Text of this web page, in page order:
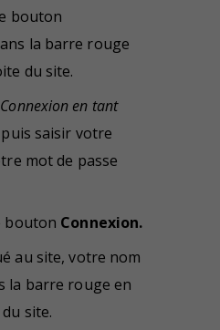
bouton
la barre rouge
du site.
Connexion en tant
puis saisir votre
mot de passe
bouton Connexion.
au site, votre nom
la barre rouge en
site.